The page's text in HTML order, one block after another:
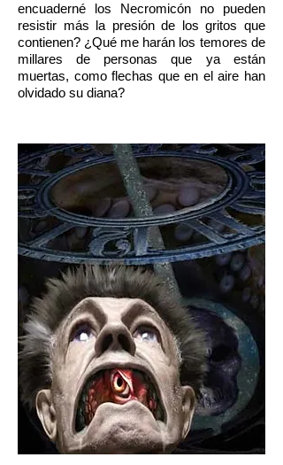
encuaderné los Necromicón no pueden
resistir más la presión de los gritos que
contienen? ¿Qué me harán los temores de
millares de personas que ya están
muertas, como flechas que en el aire han
olvidado su diana?